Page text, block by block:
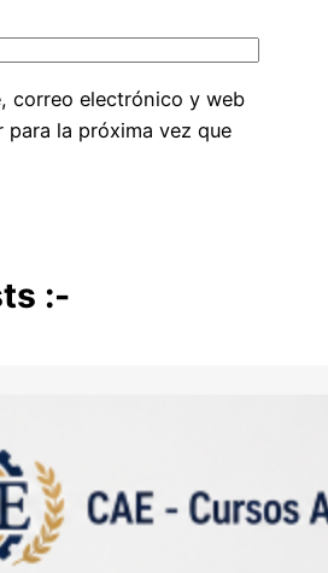
correo electrónico y web
para la próxima vez que
:-